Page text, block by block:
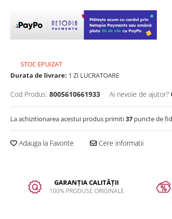
STOC EPUIZAT
Durata de livrare: 1 ZI LUCRATOARE
Cod Produs: 8005610661933 Ai nevoie de ajutor?
La achizitionarea acestui produs primiti37 puncte de
Adauga la Favorite Cere informatii
GARANȚIA CALITĂȚII
100% PRODUSE ORIGINALE